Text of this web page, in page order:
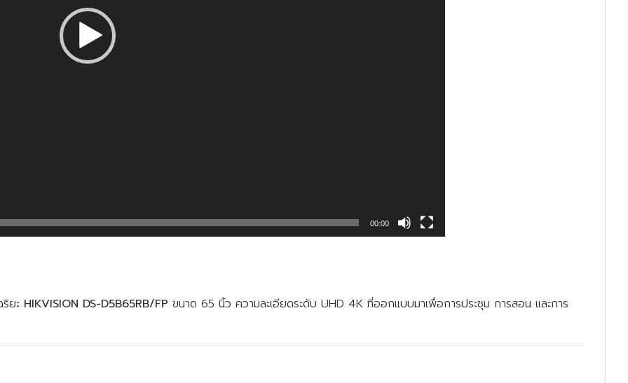
00:00
ยะ HIKVISION DS-D5B65RB/FP ขนาด 65 นิ้ว ความละเอียดระดับ UHD 4K ที่ออกแบบมาเพื่อการประชุม การสอน และการ